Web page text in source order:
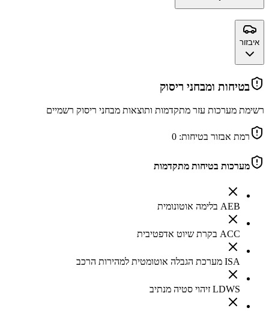
איבזור
בטיחות ומבחני ריסוק
רשימת מערכות עזר מתקדמות ותוצאות מבחני ריסוק רשמיים
רמת אבזור בטיחות: 0
מערכות בטיחות מתקדמות
AEB בלימה אוטונומית
ACC בקרת שיוט אדפטיבית
ISA מערכת הגבלה אוטומטית למהירות הרכב
LDWS זיהוי סטיה מנתיב